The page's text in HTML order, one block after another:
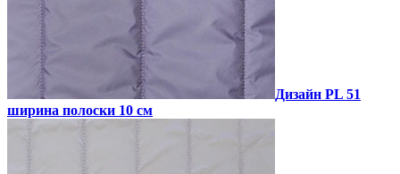
Дизайн PL 51
ширина полоски 10 см